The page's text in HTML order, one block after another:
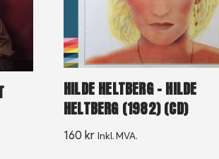
HILDE HELTBERG – HILDE
HELTBERG (1982) (CD)
160kr Inkl. MVA.